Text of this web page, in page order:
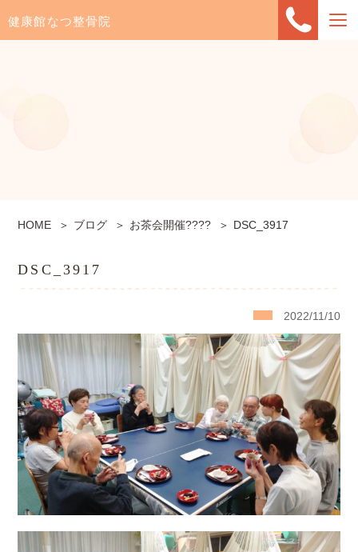
健康館なつ整骨院
HOME ブログ お茶会開催???? DSC_3917
DSC_3917
2022/11/10